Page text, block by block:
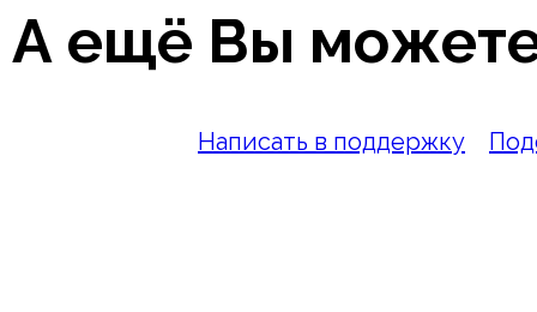
А ещё Вы
Написать в поддержку